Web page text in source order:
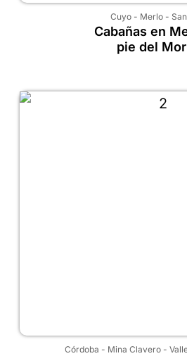
Cuyo- Merlo-
Cabañas en
pie del
Córdoba - Mina Clavero -